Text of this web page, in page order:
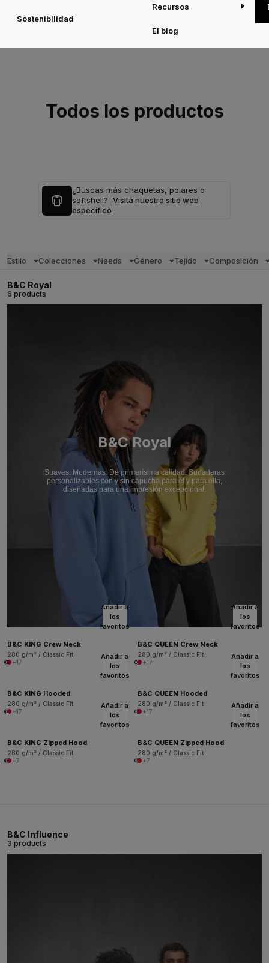
Sostenibilidad
Recursos
El blog
Todos los productos
¿Buscas más chaquetas, polares o
softshell? Visita nuestro sitio web
específico
Estilo Colecciones Needs Género Tejido Composición
B&C Royal
6 products
B&C Royal
Suaves. Modernas. De primerísima calidad. Sudaderas
personalizables con y sin capucha para él y para ella,
diseñadas para una impresión excepcional.
Añadir a
los
favoritos
B&C KING Crew Neck
280 g/m² / Classic Fit
+17
Añadir a
los
favoritos
B&C QUEEN Crew Neck
280 g/m² / Classic Fit
+17
Añadir a
los
favoritos
B&C KING Hooded
280 g/m² / Classic Fit
+17
Añadir a
los
favoritos
B&C QUEEN Hooded
280 g/m² / Classic Fit
+17
Añadir a
los
favoritos
B&C KING Zipped Hood
280 g/m² / Classic Fit
+7
Añadir a
los
favoritos
B&C QUEEN Zipped Hood
280 g/m² / Classic Fit
+7
B&C Influence
3 products